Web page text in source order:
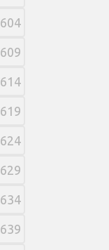
604
609
614
619
624
629
634
639